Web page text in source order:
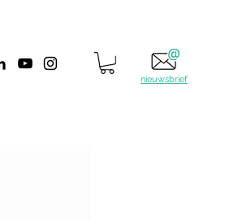
nieuwsbrief